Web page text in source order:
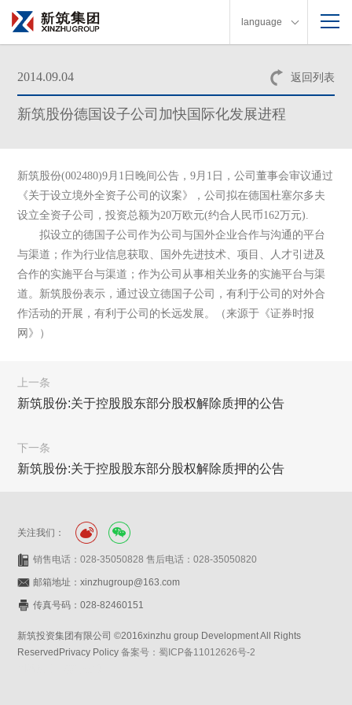
language
返回列表
2014.09.04
新筑股份德国设子公司加快国际化发展进程
新筑股份(002480)9月1日晚间公告，9月1日，公司董事会审议通过
《关于设立境外全资子公司的议案》，公司拟在德国杜塞尔多夫
设立全资子公司，投资总额为20万欧元(约合人民币162万元).
拟设立的德国子公司作为公司与国外企业合作与沟通的平台
与渠道；作为行业信息获取、国外先进技术、项目、人才引进及
合作的实施平台与渠道；作为公司从事相关业务的实施平台与渠
道。新筑股份表示，通过设立德国子公司，有利于公司的对外合
作活动的开展，有利于公司的长远发展。（来源于《证券时报
网》）
上一条
新筑股份:关于控股股东部分股权解除质押的公告
下一条
新筑股份:关于控股股东部分股权解除质押的公告
关注我们：
销售电话：028-35050828 售后电话：028-35050820
邮箱地址：xinzhugroup@163.com
传真号码：028-82460151
新筑投资集团有限公司 ©2016xinzhu group Development All Rights
ReservedPrivacy Policy备案号：蜀ICP备11012626号-2